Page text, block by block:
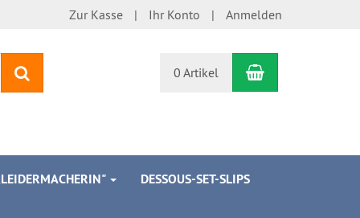
Zur Kasse Ihr Konto Anmelden
0 Artikel Warenkorb
DESSOUS-SET-SLIPS